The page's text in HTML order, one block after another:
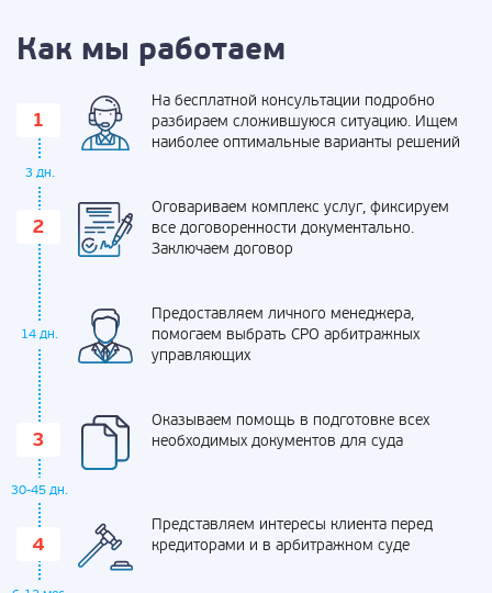
Как мы работаем
3 дн.
На бесплатной консультации подробно
разбираем сложившуюся ситуацию. Ищем
наиболее оптимальные варианты решений
Оговариваем комплекс услуг, фиксируем
все договоренности документально.
Заключаем договор
14 дн.
Предоставляем личного менеджера,
помогаем выбрать СРО арбитражных
управляющих
30-45 дн.
Оказываем помощь в подготовке всех
необходимых документов для суда
Представляем интересы клиента перед
кредиторами и в арбитражном суде